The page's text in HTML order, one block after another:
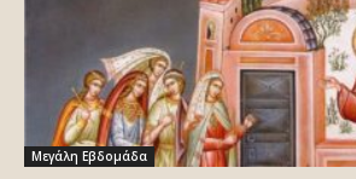
Μεγάλη Εβδομάδα